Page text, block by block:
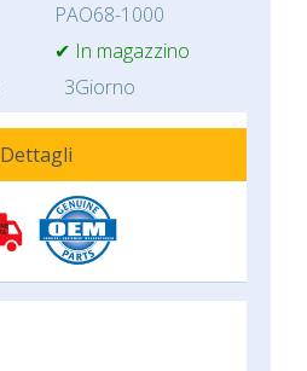
PAO68-1000
✔ In magazzino
3Giorno
Dettagli